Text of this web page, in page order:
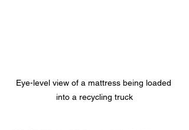
Eye-level view of a mattress being loaded
into a recycling truck